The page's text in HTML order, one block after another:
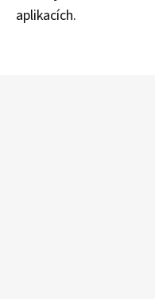
aplikacích.